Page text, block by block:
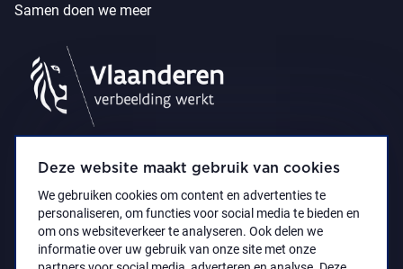
Deze website maakt gebruik van cookies
We gebruiken cookies om content en advertenties te
personaliseren, om functies voor social media te bieden en
om ons websiteverkeer te analyseren. Ook delen we
informatie over uw gebruik van onze site met onze
Samen doen we meer